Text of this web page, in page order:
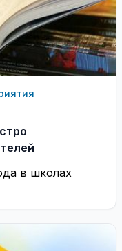
в школах